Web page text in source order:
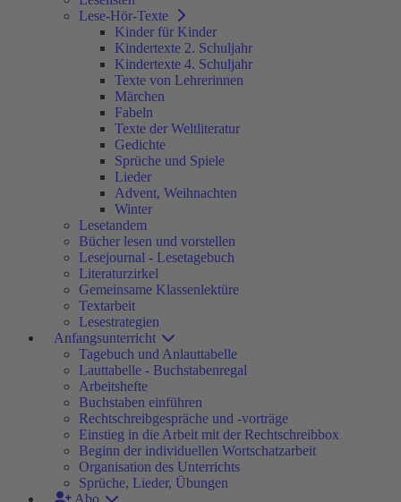
Lese-Hör-Texte
Kinder für Kinder
Kindertexte 2. Schuljahr
Kindertexte 4. Schuljahr
Texte von Lehrerinnen
Märchen
Fabeln
Texte der Weltliteratur
Gedichte
Sprüche und Spiele
Lieder
Advent, Weihnachten
Winter
Lesetandem
Bücher lesen und vorstellen
Lesejournal - Lesetagebuch
Literaturzirkel
Gemeinsame Klassenlektüre
Textarbeit
Lesestrategien
Anfangsunterricht
Tagebuch und Anlauttabelle
Lauttabelle - Buchstabenregal
Arbeitshefte
Buchstaben einführen
Rechtschreibgespräche und -vorträge
Einstieg in die Arbeit mit der Rechtschreibbox
Beginn der individuellen Wortschatzarbeit
Organisation des Unterrichts
Sprüche, Lieder, Übungen
Abo